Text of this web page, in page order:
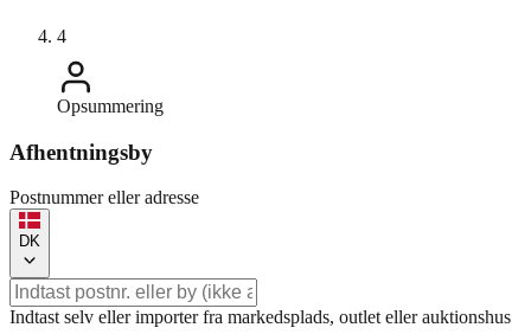
4
Opsummering
Afhentningsby
Postnummer eller adresse
DK
Indtast selv eller importer fra markedsplads, outlet eller auktionshus